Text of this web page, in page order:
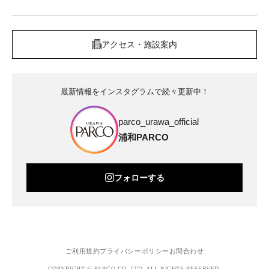
アクセス・施設案内
最新情報をインスタグラムで続々更新中！
parco_urawa_official
浦和PARCO
フォローする
ご利用規約プライバシーポリシー お問合わせ